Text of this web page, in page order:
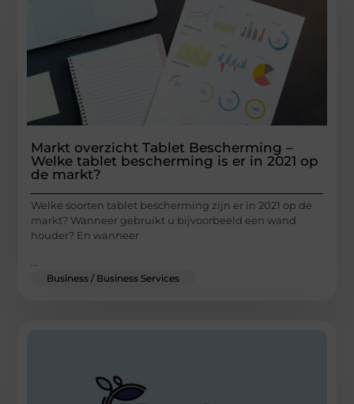
Markt overzicht Tablet Bescherming –
Welke tablet bescherming is er in 2021 op
de markt?
Welke soorten tablet bescherming zijn er in 2021 op de
markt? Wanneer gebruikt u bijvoorbeeld een wand
houder? En wanneer
Business / Business Services